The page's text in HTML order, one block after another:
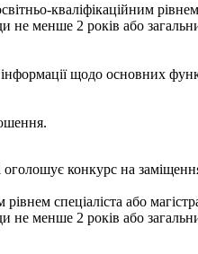
кваліфікаційним рівнем
не менше 2 років або
щодо основних
конкурс на
спеціаліста або
не менше 2 років або